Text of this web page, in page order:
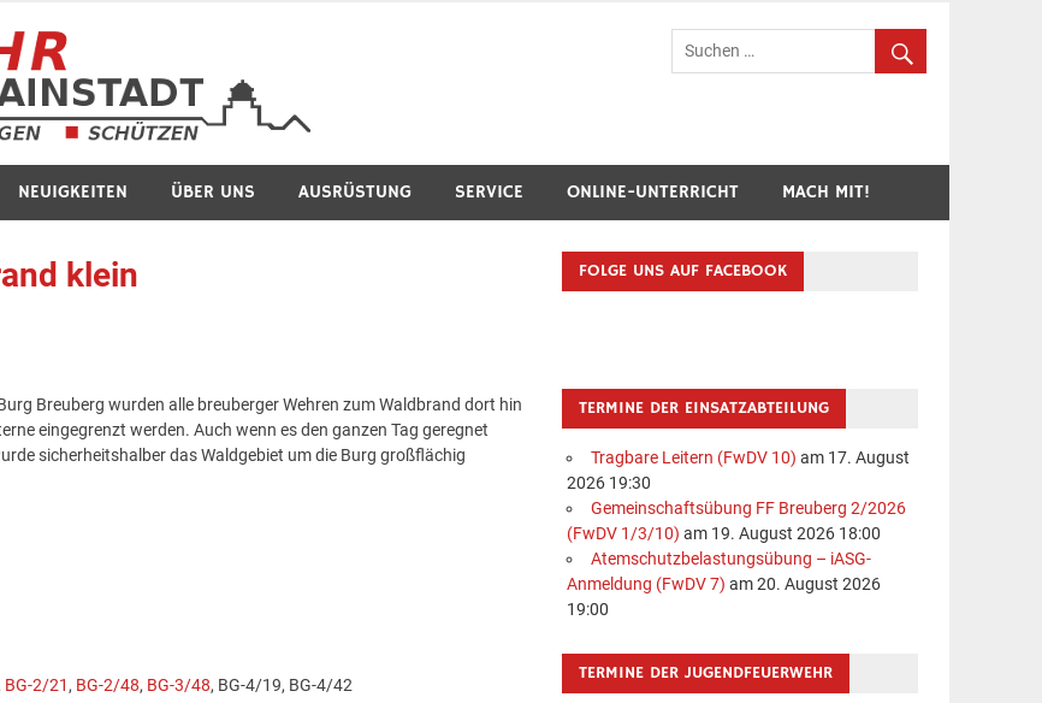
Feuerwehr Breuberg-Hainstadt
NEUIGKEITEN ÜBER UNS AUSRÜSTUNG SERVICE ONLINE-UNTERRICHT MACH MIT!
klein
Breuberg wurden alle breuberger Wehren zum Waldbrand dort hin
eingegrenzt werden. Auch wenn es den ganzen Tag geregnet
sicherheitshalber das Waldgebiet um die Burg großflächig
BG-2/21, BG-2/48, BG-3/48, BG-4/19, BG-4/42
FOLGE UNS AUF FACEBOOK
TERMINE DER EINSATZABTEILUNG
Tragbare Leitern (FwDV 10) am 17. August
2026 19:30
Gemeinschaftsübung FF Breuberg 2/2026
(FwDV 1/3/10) am 19. August 2026 18:00
Atemschutzbelastungsübung – iASG-
Anmeldung (FwDV 7) am 20. August 2026
19:00
TERMINE DER JUGENDFEUERWEHR